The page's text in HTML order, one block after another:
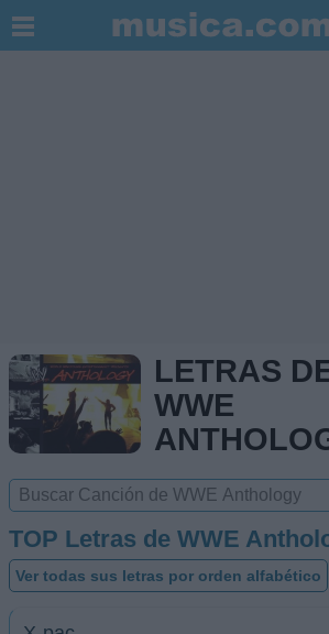
LETRAS
WWE
TOP Letras de WWE
Ver todas sus letras por orden alfabético